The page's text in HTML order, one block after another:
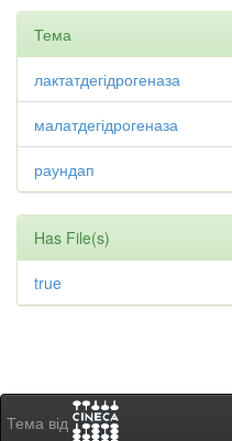
Тема
лактатдегідрогеназа
малатдегідрогеназа
раундап
Has File(s)
true
Тема від